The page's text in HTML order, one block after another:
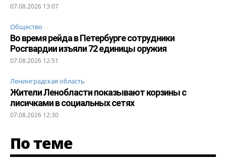
07.08.2026 13:07
Общество
Во время рейда в Петербурге сотрудники
Росгвардии изъяли 72 единицы оружия
07.08.2026 12:51
Ленинградская область
Жители Ленобласти показывают корзины с
лисичками в социальных сетях
07.08.2026 12:30
По теме